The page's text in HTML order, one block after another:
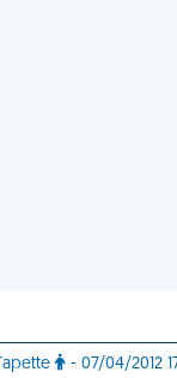
- 07/04/2012